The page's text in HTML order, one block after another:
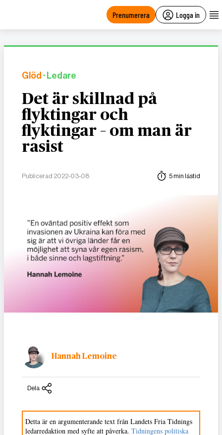
Prenumerera Logga in
Glöd · Ledare
Det är skillnad på
flyktingar och
flyktingar – om man är
rasist
Publicerad 2022-03-08 5 min lästid
Hannah Lemoine
Dela
Detta är en argumenterande text från Landets Fria Tidnings
ledarredaktion med syfte att påverka. Tidningens politiska